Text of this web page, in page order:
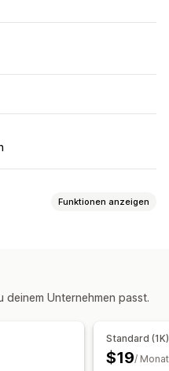
Funktionen anzeigen
deinem Unternehmen passt.
Standard (1K)
$19/ Monat